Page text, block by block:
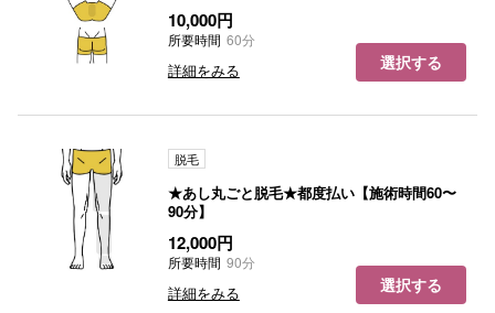
10,000円
所要時間 60分
詳細をみる 選択する
脱毛
★あし丸ごと脱毛★都度払い【施術時間60〜
90分】
12,000円
所要時間 90分
詳細をみる 選択する